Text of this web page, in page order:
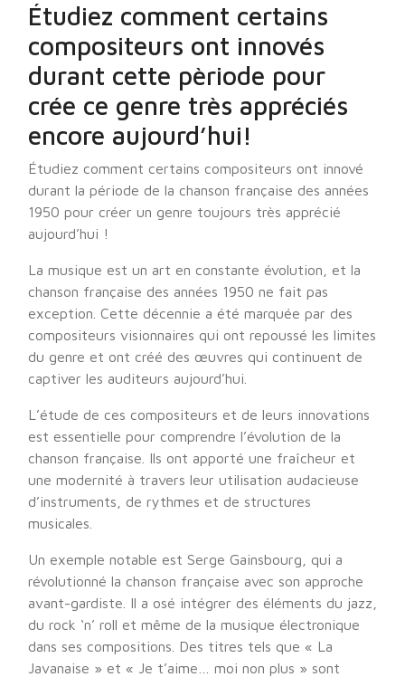
Étudiez comment certains
compositeurs ont innovés
durant cette pèriode pour
crée ce genre très appréciés
encore aujourd’hui!
Étudiez comment certains compositeurs ont innové
durant la période de la chanson française des années
1950 pour créer un genre toujours très apprécié
aujourd’hui !
La musique est un art en constante évolution, et la
chanson française des années 1950 ne fait pas
exception. Cette décennie a été marquée par des
compositeurs visionnaires qui ont repoussé les limites
du genre et ont créé des œuvres qui continuent de
captiver les auditeurs aujourd’hui.
L’étude de ces compositeurs et de leurs innovations
est essentielle pour comprendre l’évolution de la
chanson française. Ils ont apporté une fraîcheur et
une modernité à travers leur utilisation audacieuse
d’instruments, de rythmes et de structures
musicales.
Un exemple notable est Serge Gainsbourg, qui a
révolutionné la chanson française avec son approche
avant-gardiste. Il a osé intégrer des éléments du jazz,
du rock ‘n’ roll et même de la musique électronique
dans ses compositions. Des titres tels que « La
Javanaise » et « Je t’aime… moi non plus » sont